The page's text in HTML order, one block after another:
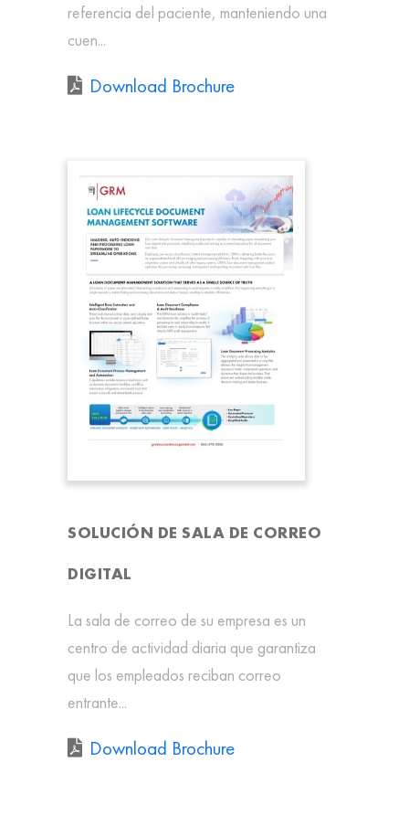
referencia del paciente, manteniendo una
cuen...
Download Brochure
SOLUCIÓN DE SALA DE CORREO
DIGITAL
La sala de correo de su empresa es un
centro de actividad diaria que garantiza
que los empleados reciban correo
entrante...
Download Brochure